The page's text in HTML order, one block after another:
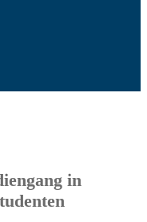
in